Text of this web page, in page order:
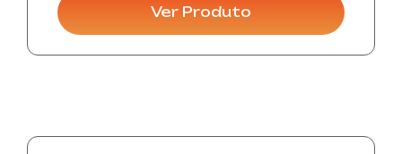
de trabalho de 14 kgf/cm², pressão de
prova 28 kgf/cm², pr
Ver Produto